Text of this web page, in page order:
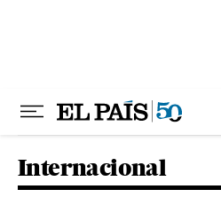
Internacional